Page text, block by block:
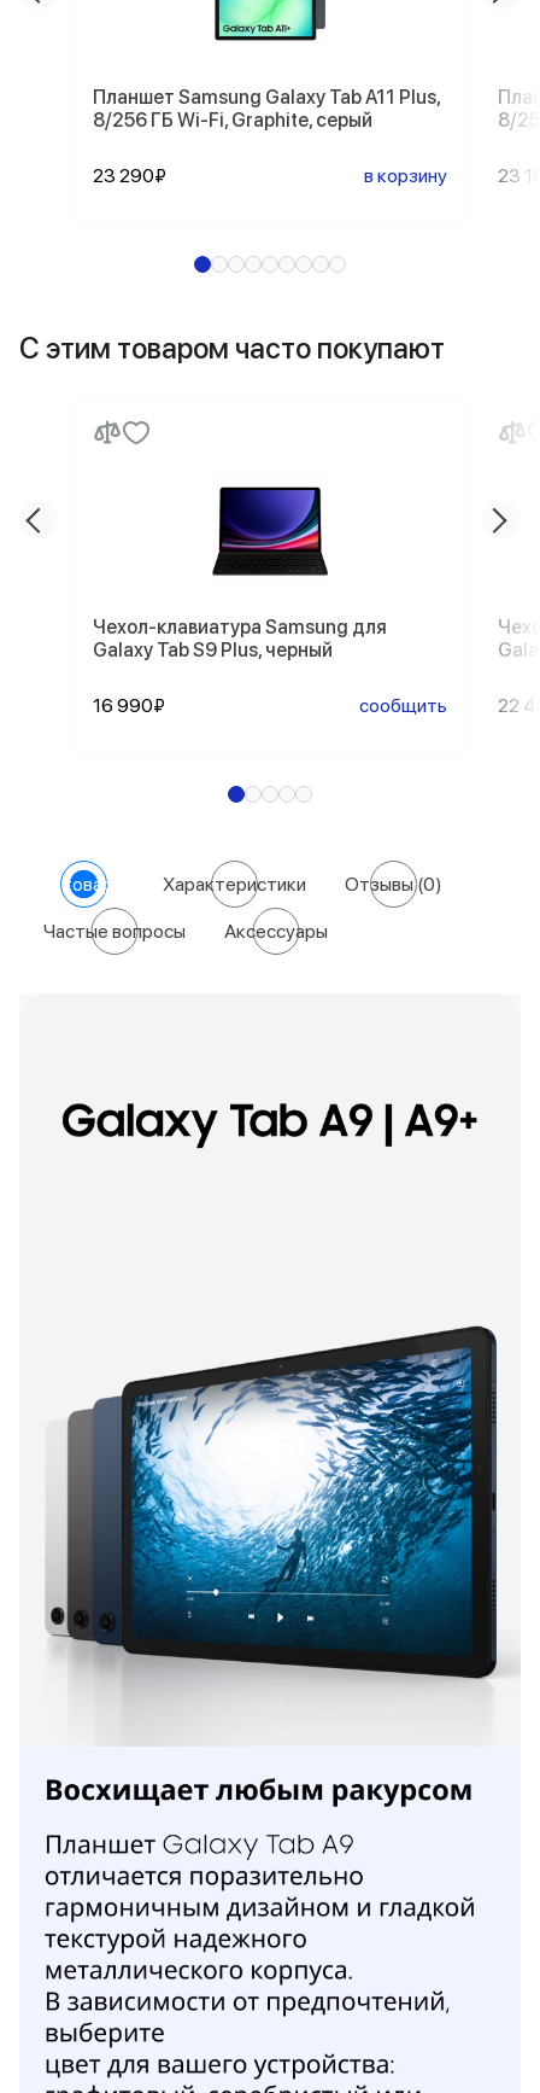
Планшет Samsung Galaxy Tab A11 Plus,
8/256 ГБ Wi-Fi, Graphite, серый
23 290₽ в корзину
8/
23
С этим товаром часто покупают
Чехол-клавиатура Samsung для
Galaxy Tab S9 Plus, черный
16 990₽ сообщить 22
О товаре Характеристики Отзывы(0)
Частые вопросы Аксессуары